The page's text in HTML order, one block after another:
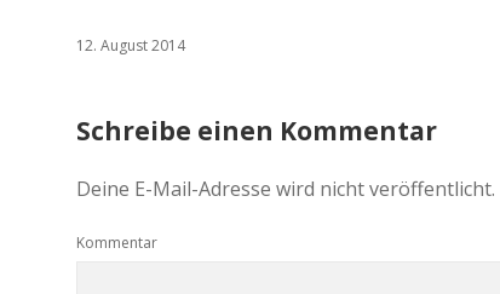
12. August 2014
Schreibe einen Kommentar
Deine E-Mail-Adresse wird nicht veröffentlicht.
Kommentar